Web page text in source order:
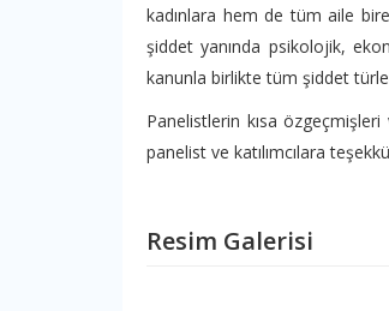
kadınlara hem de tüm aile
şiddet yanında psikolojik,
kanunla birlikte tüm şiddet
Panelistlerin kısa
panelist ve katılımcılara
Resim Galerisi